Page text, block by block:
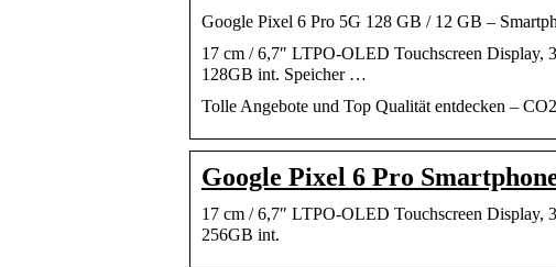
Google Pixel 6 Pro 5G 128 GB / 12 GB –
17 cm / 6,7″ LTPO-OLED Touchscreen Display,
128GB int. Speicher …
Tolle Angebote und Top Qualität entdecken –
Google Pixel 6 Pro
17 cm / 6,7″ LTPO-OLED Touchscreen
256GB int.